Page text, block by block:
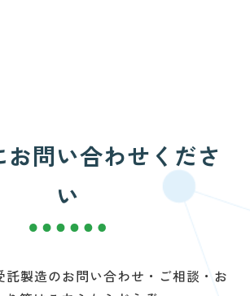
お問い合わせくださ
い
託製造のお問い合わせ・ご相談・お